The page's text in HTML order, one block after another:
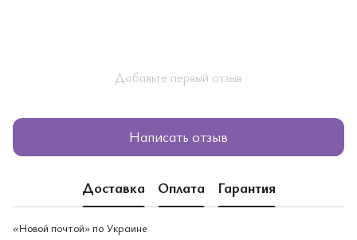
Добавьте первый отзыв
Написать отзыв
Доставка Оплата Гарантия
«Новой почтой» по Украине